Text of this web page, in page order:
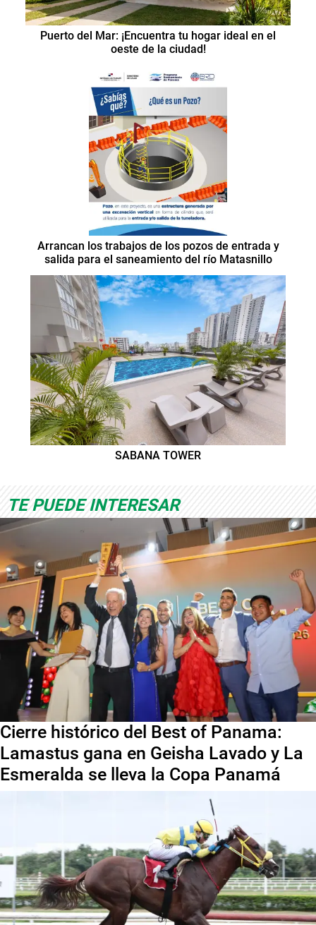
Puerto del Mar: ¡Encuentra tu hogar ideal en el
oeste de la ciudad!
Arrancan los trabajos de los pozos de entrada y
salida para el saneamiento del río Matasnillo
SABANA TOWER
TE PUEDE INTERESAR
Cierre histórico del Best of Panama:
Lamastus gana en Geisha Lavado y La
Esmeralda se lleva la Copa Panamá